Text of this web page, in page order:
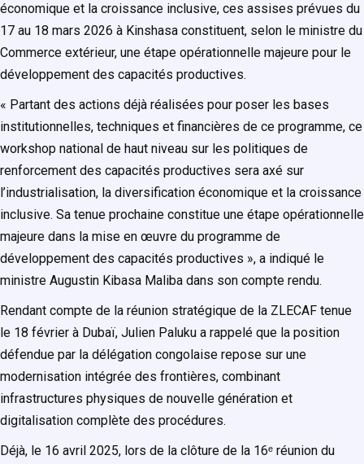
économique et la croissance inclusive, ces assises prévues du
17 au 18 mars 2026 à Kinshasa constituent, selon le ministre du
Commerce extérieur, une étape opérationnelle majeure pour le
développement des capacités productives.
« Partant des actions déjà réalisées pour poser les bases
institutionnelles, techniques et financières de ce programme, ce
workshop national de haut niveau sur les politiques de
renforcement des capacités productives sera axé sur
l’industrialisation, la diversification économique et la croissance
inclusive. Sa tenue prochaine constitue une étape opérationnelle
majeure dans la mise en œuvre du programme de
développement des capacités productives », a indiqué le
ministre Augustin Kibasa Maliba dans son compte rendu.
Rendant compte de la réunion stratégique de la ZLECAF tenue
le 18 février à Dubaï, Julien Paluku a rappelé que la position
défendue par la délégation congolaise repose sur une
modernisation intégrée des frontières, combinant
infrastructures physiques de nouvelle génération et
digitalisation complète des procédures.
Déjà, le 16 avril 2025, lors de la clôture de la 16ᵉ réunion du